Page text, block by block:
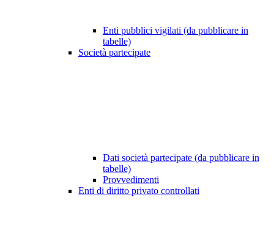
Enti pubblici vigilati (da pubblicare in
tabelle)
Società partecipate
Dati società partecipate (da pubblicare in
tabelle)
Provvedimenti
Enti di diritto privato controllati